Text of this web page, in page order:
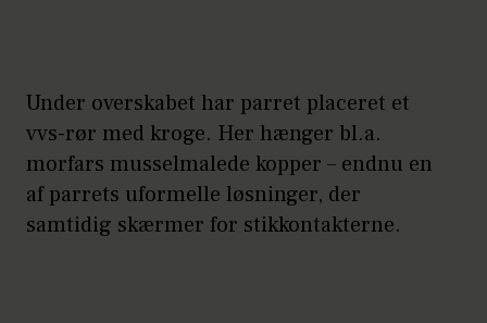
Under overskabet har parret placeret et
vvs-rør med kroge. Her hænger bl.a.
morfars musselmalede kopper – endnu en
af parrets uformelle løsninger, der
samtidig skærmer for stikkontakterne.